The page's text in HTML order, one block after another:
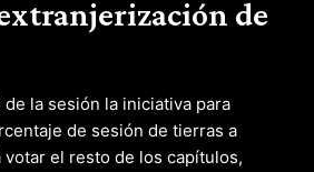
de
la sesión la iniciativa para
de sesión de tierras a
el resto de los capítulos,